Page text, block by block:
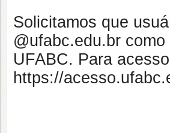
Solicitamos que
@ufabc.edu.br
UFABC. Para
https://